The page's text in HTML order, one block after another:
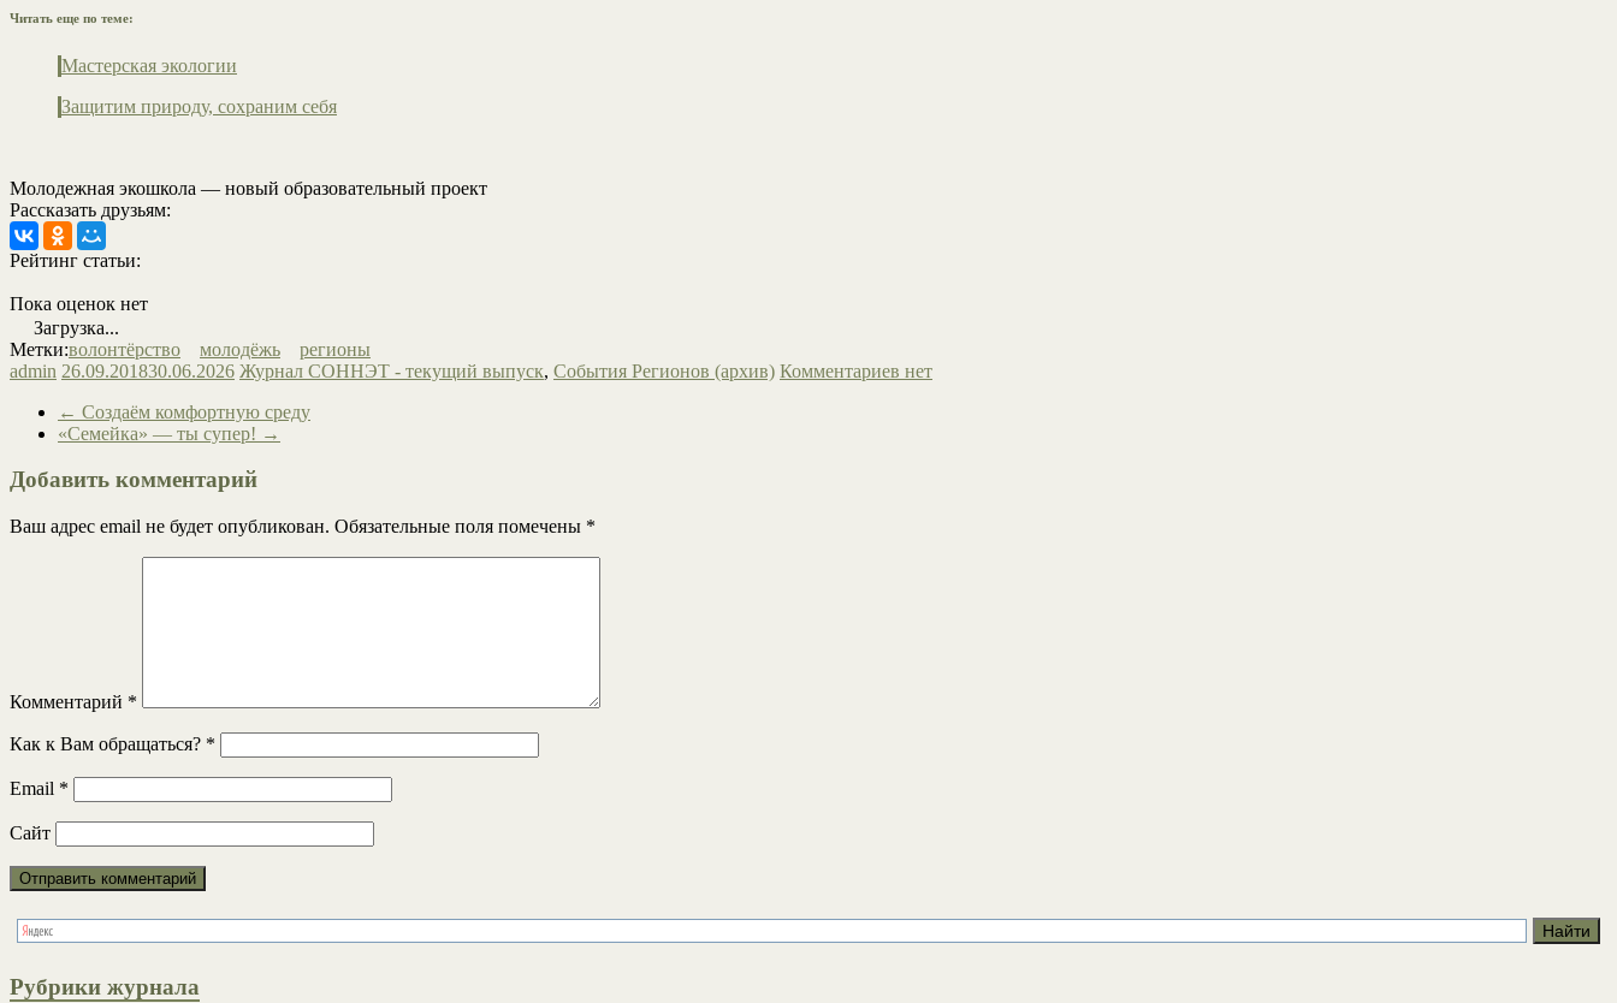
Читать еще по теме:
Мастерская экологии
Защитим природу, сохраним себя
Молодежная экошкола — новый образовательный проект
Рассказать друзьям:
Рейтинг статьи:
Пока оценок нет
Загрузка...
Метки:волонтёрство молодёжь
регионы
admin 26.09.201830.06.2026 Журнал СОННЭТ - текущий выпуск, События Регионов (архив) Комментариев нет
← Создаём комфортную среду
«Семейка» — ты супер! →
Добавить комментарий
Ваш адрес email не будет опубликован. Обязательные поля помечены *
Комментарий *
Как к Вам обращаться? *
Email *
Сайт
Рубрики журнала